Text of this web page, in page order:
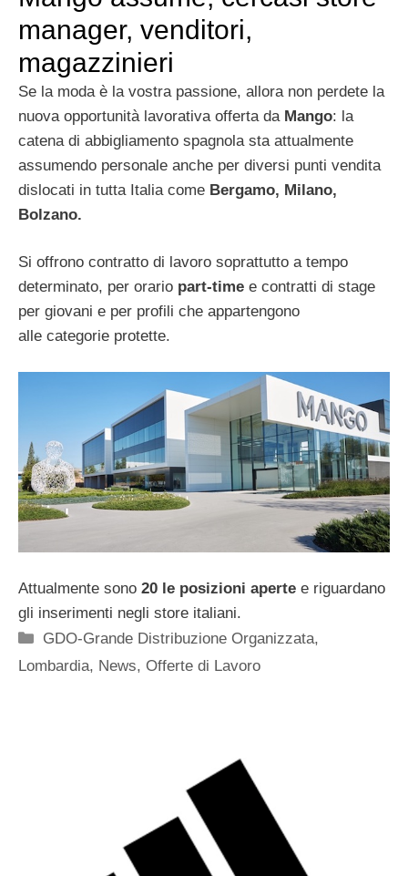
manager, venditori,
magazzinieri
Se la moda è la vostra passione, allora non perdete la
nuova opportunità lavorativa offerta da Mango: la
catena di abbigliamento spagnola sta attualmente
assumendo personale anche per diversi punti vendita
dislocati in tutta Italia come Bergamo, Milano,
Bolzano.
Si offrono contratto di lavoro soprattutto a tempo
determinato, per orario part-time e contratti di stage
per giovani e per profili che appartengono
alle categorie protette.
Attualmente sono 20 le posizioni aperte e riguardano
gli inserimenti negli store italiani.
Categorie
GDO-Grande Distribuzione Organizzata,
Lombardia, News, Offerte di Lavoro